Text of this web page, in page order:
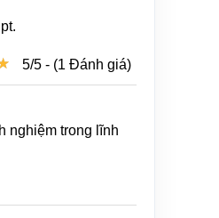
5/5 - (1 Đánh giá)
nghiệm trong lĩnh